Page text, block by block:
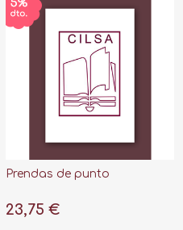
Prendas de punto
23,75 €